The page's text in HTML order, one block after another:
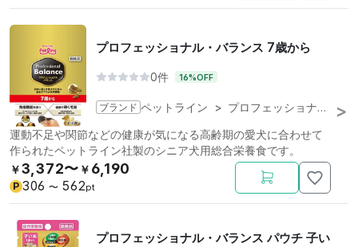
プロフェッショナル・バランス 7歳から
0件 16%OFF
ブランド ペットライン > プロフェッショナル・バランス
運動不足や関節などの健康が気になる高齢期の愛犬に合わせて
作られたペットライン社製のシニア犬用総合栄養食です。
￥3,372〜 ￥ 6,190
P 306 〜 562pt
プロフェッショナル・バランス パウチ 子い